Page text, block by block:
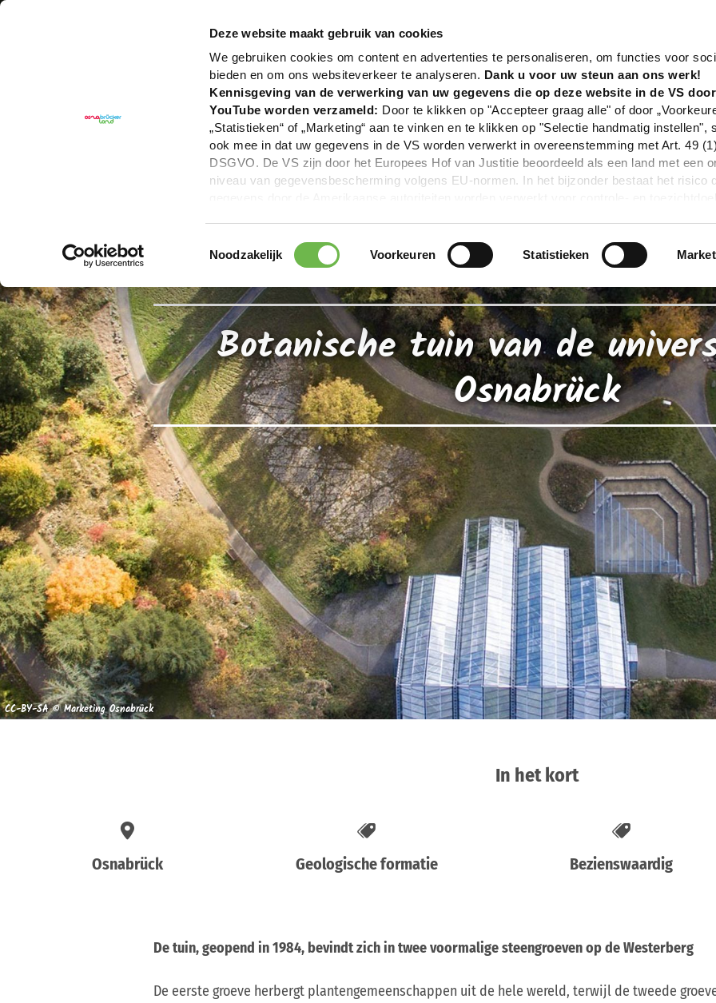
Deze website maakt gebruik van cookies
We gebruiken cookies om content en advertenties te personaliseren, om functies voor
bieden en om ons websiteverkeer te analyseren. Dank u voor uw steun aan ons werk!
Kennisgeving van de verwerking van uw gegevens die op deze website in de VS
YouTube worden verzameld: Door te klikken op "Accepteer graag alle" of door
„Statistieken“ of „Marketing“ aan te vinken en te klikken op "Selectie handmatig instellen",
ook mee in dat uw gegevens in de VS worden verwerkt in overeenstemming met Art. 49
DSGVO. De VS zijn door het Europees Hof van Justitie beoordeeld als een land met een
niveau van gegevensbescherming volgens EU-normen. In het bijzonder bestaat het risico
overdracht niet plaatsvinden. Voor meer informatie, zie onze privacyverklaring.
We geven u hier graag meer gedetailleerde informatie:
|Impressum
Toestemmingsselectie
Noodzakelijk Voorkeuren Statistieken
Botanische tuin van de
Osnabrück
CC-BY-SA © Marketing Osnabrück
In het kort
Osnabrück Geologische formatie Bezienswaardig
De tuin, geopend in 1984, bevindt zich in twee voormalige steengroeven op de Westerberg
De eerste groeve herbergt plantengemeenschappen uit de hele wereld, terwijl de tweede